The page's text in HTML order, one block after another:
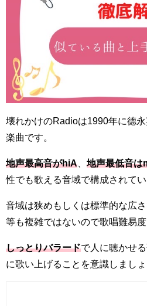
壊れかけのRadioは1990年に德
楽曲です。
地声最高音がhiA 地声最低音は
性でも歌える音域で構成されてい
音域は狭めもしくは標準的な広
等も複雑ではないので歌唱難易度
しっとりバラードで人に聴かせ
に歌い上げることを意識しましょ